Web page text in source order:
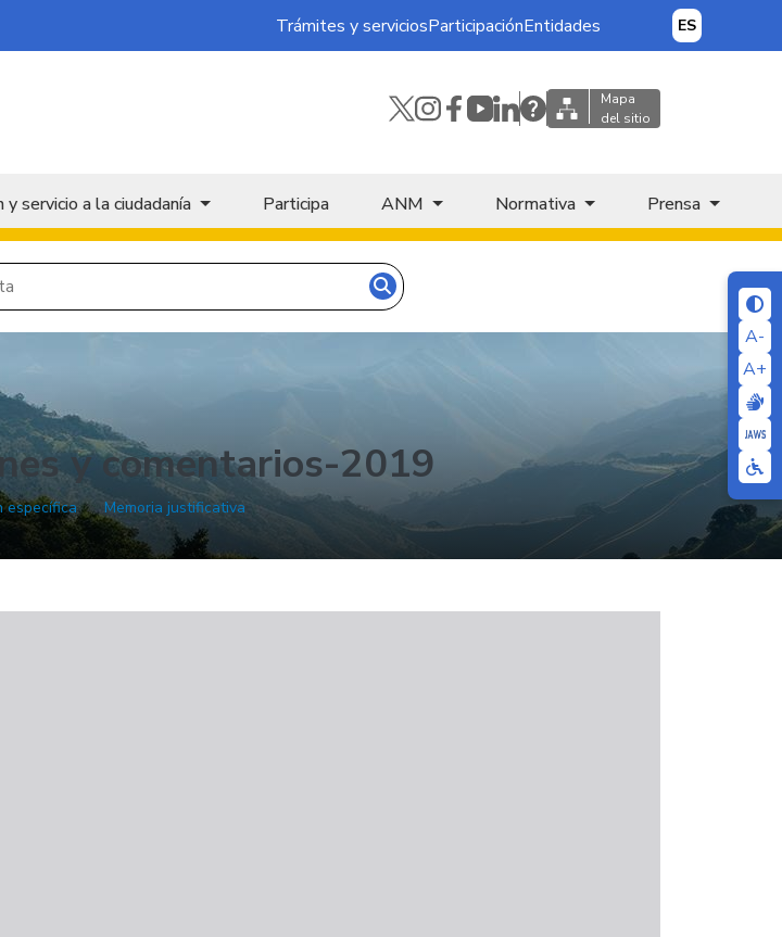
A-
A+
Trámites y serviciosParticipaciónEntidades ES
Mapa
del sitio
servicio a la ciudadanía Participa ANM Normativa Prensa
y comentarios-2019
específica
Memoria justificativa